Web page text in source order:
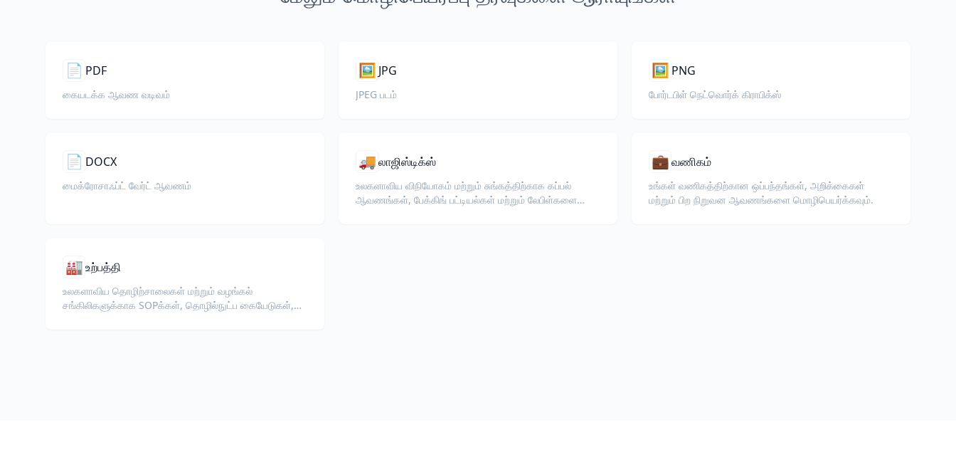
📄 PDF
கையடக்க ஆவண வடிவம்
🖼️ JPG
JPEG படம்
🖼️ PNG
போர்டபிள் நெட்வொர்க் கிராபிக்ஸ்
📄 DOCX
மைக்ரோசாஃப்ட் வேர்ட் ஆவணம்
🚚லாஜிஸ்டிக்ஸ்
உலகளாவிய விநியோகம் மற்றும் சுங்கத்திற்காக கப்பல்
ஆவணங்கள், பேக்கிங் பட்டியல்கள் மற்றும் லேபிள்களை
💼வணிகம்
உங்கள் வணிகத்திற்கான ஒப்பந்தங்கள், அறிக்கைகள்
மற்றும் பிற நிறுவன ஆவணங்களை மொழிபெயர்க்கவும்.
🏭உற்பத்தி
உலகளாவிய தொழிற்சாலைகள் மற்றும் வழங்கல்
சங்கிலிகளுக்காக SOPக்கள், தொழில்நுட்ப கையேடுகள்,